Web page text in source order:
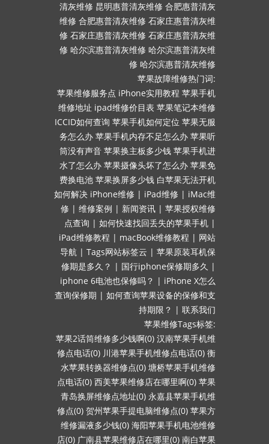
清灰维修 昆明惠普清灰维修 合肥惠普清灰
维修 合肥惠普清灰维修 石家庄惠普清灰维
修 石家庄惠普清灰维修 石家庄惠普清灰维
修 哈尔滨惠普清灰维修 哈尔滨惠普清灰维
修 哈尔滨惠普清灰维修
苹果故障维修热门词:
苹果维修服务点 iPhone实用教程 苹果手机
维修地址 ipad维修价目表 苹果笔记本维修
ICCID如何查询 苹果手机如何定位 苹果无服
务怎么办 苹果手机内存不足怎么办 苹果听
筒没有声音 苹果换主板多少钱 苹果手机进
水了怎么办 苹果摄像头坏了怎么办 苹果免
费换电池 苹果换屏多少钱 白苹果无法开机
如何解决 iPhone维修 | iPad维修 | iMac维
修 | 维修案例 | 新闻资讯 | 苹果授权维修
点查询 | 如何快速找回丢失的苹果手机 |
iPad维修教程 | macBook维修教程 | 网站
导航 | Tags网站标签云 | 苹果原装耳机保
修期是多久？ | 国行iphone保修期多久 |
iphone 6电池也保修吗？ | iPhone X怎么
查询保修期 | 如何查询苹果设备的保修和支
持期限？ | 联系我们
苹果维修Tags标签:
苹果2话筒维修多少钱啊(0) 汉南苹果手机维
修点电话(0) 川港苹果手机维修点电话(0) 衡
水苹果转换器维修点(0) 塘桥苹果手机维修
点电话(0) 西美苹果维修店在哪里啊(0) 苹果
青岛换屏维修点地址(0) 永嘉县苹果手机维
修点(0) 贺州苹果手提电脑维修点(0) 苹果方
维修漏液多少钱(0) 海阳苹果手机电池维修
店(0) 广南县苹果维修店在哪里(0) 南白苹果